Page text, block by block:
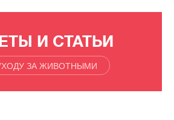
И СТАТЬИ
ЗА ЖИВОТНЫМИ